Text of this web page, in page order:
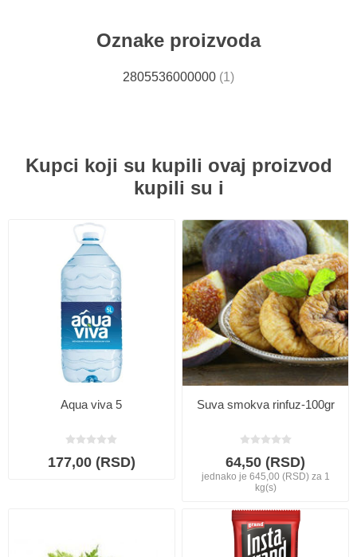
Oznake proizvoda
2805536000000 (1)
Kupci koji su kupili ovaj proizvod
kupili su i
Aqua viva 5
177,00 (RSD)
Suva smokva rinfuz-100gr
64,50 (RSD)
jednako je 645,00 (RSD) za 1
kg(s)